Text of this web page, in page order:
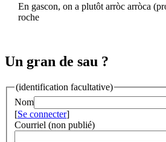
En gascon, on a plutôt arròc arròca
roche
Un gran de sau ?
(identification facultative)
Nom
[Se connecter]
Courriel (non publié)